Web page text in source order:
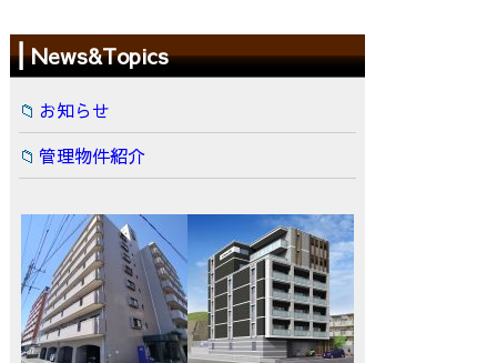
News&Topics
お知らせ
管理物件紹介